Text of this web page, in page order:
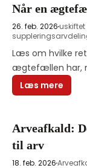
Når en
26. feb. 2026
suppleringsarv
Læs om hvilke
ægtefællen har,
Læs mere
Arveafkald:
til arv
18. feb. 2026